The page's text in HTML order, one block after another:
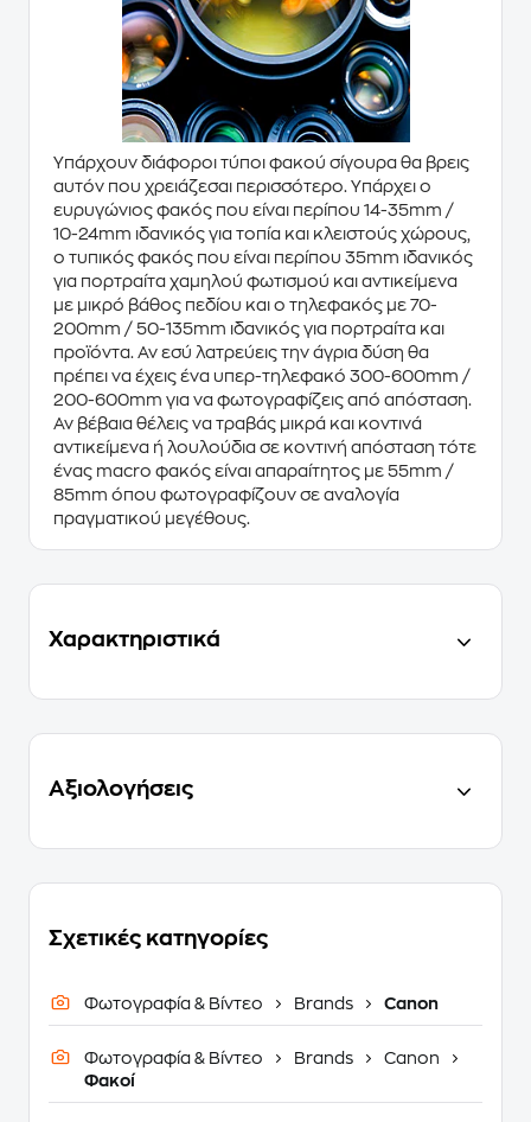
Υπάρχουν διάφοροι τύποι φακού σίγουρα θα βρεις
αυτόν που χρειάζεσαι περισσότερο. Υπάρχει ο
ευρυγώνιος φακός που είναι περίπου 14-35mm /
10-24mm ιδανικός για τοπία και κλειστούς χώρους,
ο τυπικός φακός που είναι περίπου 35mm ιδανικός
για πορτραίτα χαμηλού φωτισμού και αντικείμενα
με μικρό βάθος πεδίου και ο τηλεφακός με 70-
200mm / 50-135mm ιδανικός για πορτραίτα και
προϊόντα. Αν εσύ λατρεύεις την άγρια δύση θα
πρέπει να έχεις ένα υπερ-τηλεφακό 300-600mm /
200-600mm για να φωτογραφίζεις από απόσταση.
Αν βέβαια θέλεις να τραβάς μικρά και κοντινά
αντικείμενα ή λουλούδια σε κοντινή απόσταση τότε
ένας macro φακός είναι απαραίτητος με 55mm /
85mm όπου φωτογραφίζουν σε αναλογία
πραγματικού μεγέθους.
Χαρακτηριστικά
Αξιολογήσεις
Σχετικές κατηγορίες
Φωτογραφία & Βίντεο Brands Canon
Φωτογραφία & Βίντεο Brands
Canon
Φακοί